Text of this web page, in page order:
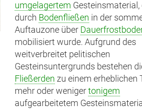
umgelagertem Gesteinsmaterial,
durch Bodenfließen in der
Auftauzone über
mobilisiert wurde. Aufgrund des
weitverbreitet pelitischen
Gesteinsuntergrunds bestehen
Fließerden zu einem erheblichen
mehr oder wenigertonigem
aufgearbeitetem